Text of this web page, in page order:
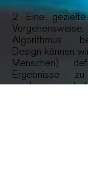
2 Eine gezielte
Algorithmus
Design können
Menschen)
Ergebnisse
produzieren.